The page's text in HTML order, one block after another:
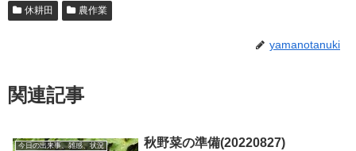
休耕田 農作業
yamanotanuki
関連記事
今日の出来事、雑感、状況 秋野菜の準備(20220827)